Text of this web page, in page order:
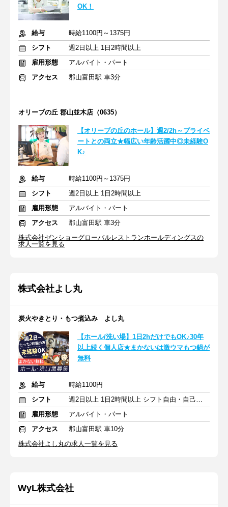
OK！
給与
時給1100円～1375円
シフト
週2日以上 1日2時間以上
雇用形態
アルバイト・パート
アクセス
郡山富田駅 車3分
オリーブの丘 郡山並木店（0635）
【オリーブの丘のホール】週2/2h～プライベ
ートとの両立★幅広い年齢活躍中◎未経験O
K♪
給与
時給1100円～1375円
シフト
週2日以上 1日2時間以上
雇用形態
アルバイト・パート
アクセス
郡山富田駅 車3分
株式会社ゼンショーグローバルレストランホールディングスの
求人一覧を見る
株式会社よし丸
炭火やきとり・もつ煮込み よし丸
【ホール/洗い場】1日2hだけでもOK♪30年
以上続く個人店★まかないは激ウマもつ鍋が
無料
給与
時給1100円
シフト
週2日以上 1日2時間以上 シフト自由・自己申告
雇用形態
アルバイト・パート
アクセス
郡山富田駅 車10分
株式会社よし丸の求人一覧を見る
WyL株式会社